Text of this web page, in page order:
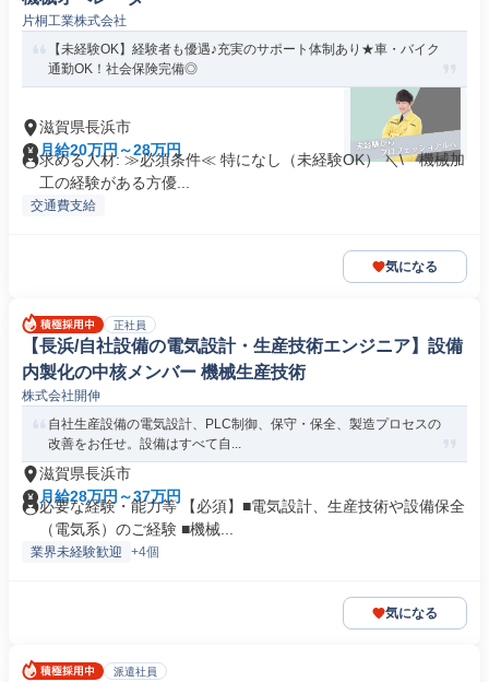
片桐工業株式会社
【未経験OK】経験者も優遇♪充実のサポート体制あり★車・バイク
通勤OK！社会保険完備◎
滋賀県長浜市
月給20万円～28万円
求める人材: ≫必須条件≪ 特になし（未経験OK） ＼\ 機械加
工の経験がある方優...
交通費支給
気になる
正社員
【長浜/自社設備の電気設計・生産技術エンジニア】設備
内製化の中核メンバー 機械生産技術
株式会社開伸
自社生産設備の電気設計、PLC制御、保守・保全、製造プロセスの
改善をお任せ。設備はすべて自...
滋賀県長浜市
月給28万円～37万円
必要な経験・能力等 【必須】■電気設計、生産技術や設備保全
（電気系）のご経験 ■機械...
業界未経験歓迎 +4個
気になる
派遣社員